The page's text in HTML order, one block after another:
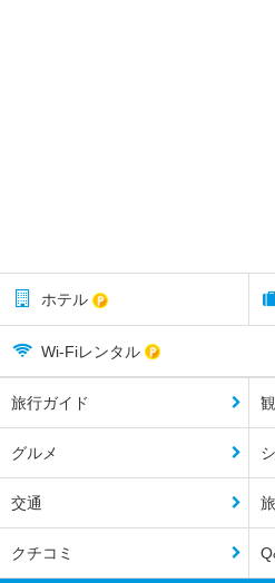
ホテル
Wi-Fiレンタル
旅行ガイド
グルメ
交通
クチコミ